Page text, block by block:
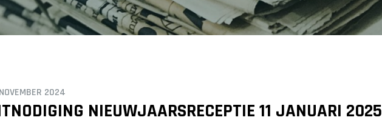
2024
NIEUWJAARSRECEPTIE 11 JANUARI 2025